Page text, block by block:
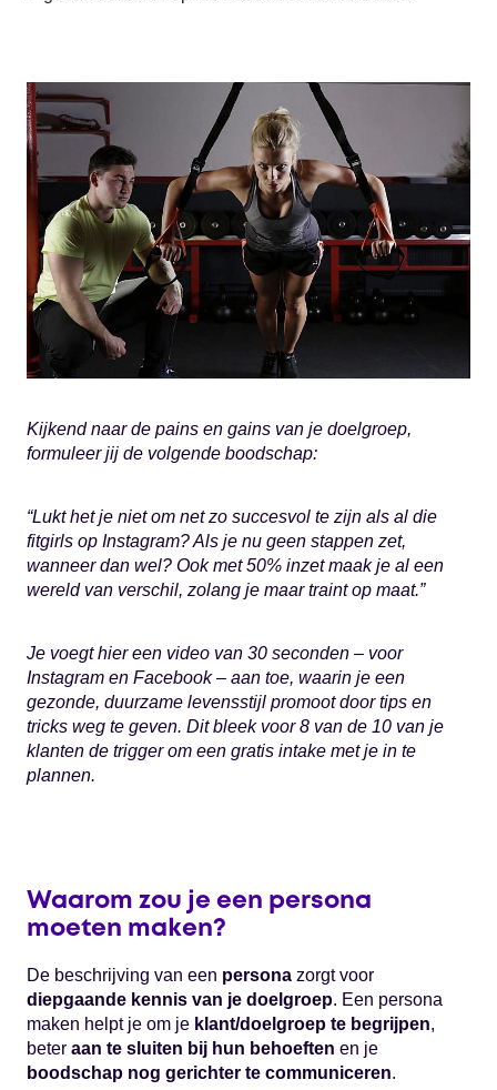
Kijkend naar de pains en gains van je doelgroep,
formuleer jij de volgende boodschap:
“Lukt het je niet om net zo succesvol te zijn als al die
fitgirls op Instagram? Als je nu geen stappen zet,
wanneer dan wel? Ook met 50% inzet maak je al een
wereld van verschil, zolang je maar traint op maat.”
Je voegt hier een video van 30 seconden – voor
Instagram en Facebook – aan toe, waarin je een
gezonde, duurzame levensstijl promoot door tips en
tricks weg te geven. Dit bleek voor 8 van de 10 van je
klanten de trigger om een gratis intake met je in te
plannen.
Waarom zou je een persona
moeten maken?
De beschrijving van een persona zorgt voor
diepgaande kennis van je doelgroep. Een persona
maken helpt je om je klant/doelgroep te begrijpen,
beter aan te sluiten bij hun behoeften en je
boodschap nog gerichter te communiceren.